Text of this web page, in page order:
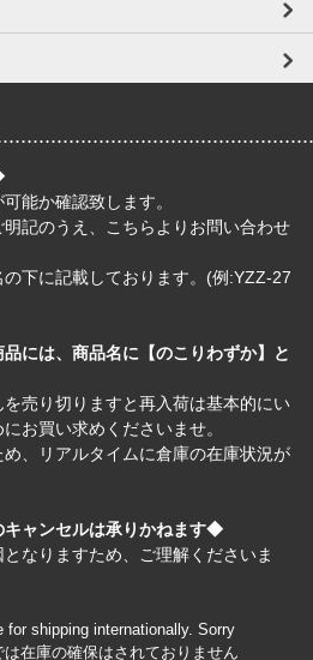
能か確認致します。
記のうえ、
こちら よりお問い合わせ
下に記載しております。(例:YZZ-27
には、商品名に【のこりわずか】と
売り切りますと再入荷は基本的にい
お買い求めくださいませ。
、リアルタイムに倉庫の在庫状況が
ャンセルは承りかねます◆
なりますため、ご理解くださいま
shipping internationally. Sorry
在庫の確保はされておりません